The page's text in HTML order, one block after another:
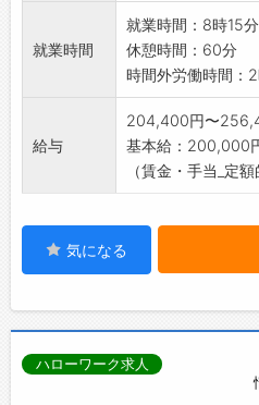
就業時間
就業時間：8時15
休憩時間：60分
時間外労働時間：
給与
204,400円〜
基本給：200,000
（賃金・手当_定
気になる
ハローワーク求人